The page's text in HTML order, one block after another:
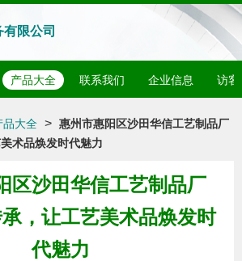
限公司
产品大全 联系我们 企业信息 访客
品大全 > 惠州市惠阳区沙田华信工艺制品厂
术品焕发时代魅力
区沙田华信工艺制品厂
，让工艺美术品焕发时
代魅力